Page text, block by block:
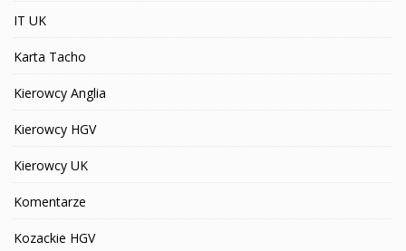
IT UK
Karta Tacho
Kierowcy Anglia
Kierowcy HGV
Kierowcy UK
Komentarze
Kozackie HGV